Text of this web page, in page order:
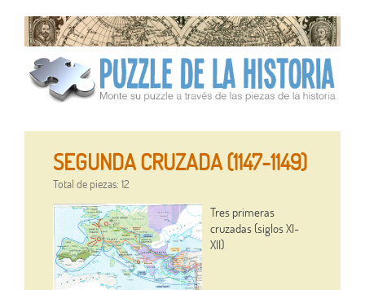
SEGUNDA CRUZADA (1147-1149)
Total de piezas: 12
Tres primeras
cruzadas (siglos XI-
XII)